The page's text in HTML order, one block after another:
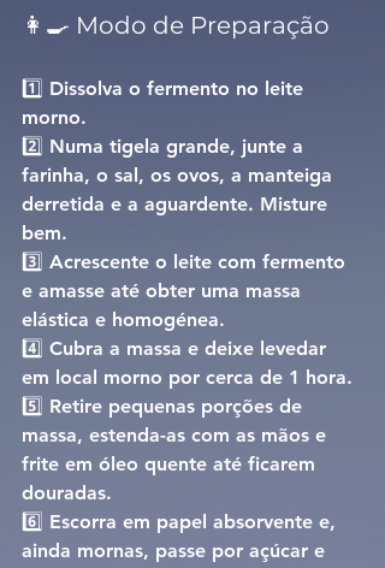
👩‍🍳 Modo de Preparação
1️⃣ Dissolva o fermento no leite
morno.
2️⃣ Numa tigela grande, junte a
farinha, o sal, os ovos, a manteiga
derretida e a aguardente. Misture
bem.
3️⃣ Acrescente o leite com fermento
e amasse até obter uma massa
elástica e homogénea.
4️⃣ Cubra a massa e deixe levedar
em local morno por cerca de 1 hora.
5️⃣ Retire pequenas porções de
massa, estenda-as com as mãos e
frite em óleo quente até ficarem
douradas.
6️⃣ Escorra em papel absorvente e,
ainda mornas, passe por açúcar e